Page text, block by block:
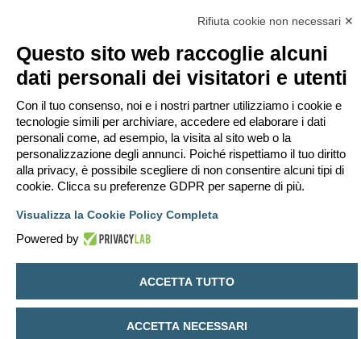
Per eseguire il login devi essere registrato. La registrazione richiede solo
pochi secondi e garantisce l’accesso alle funzioni avanzate. L’amministratore
può anche dare permessi speciali agli utenti. Prima di eseguire il login
assicurati di aver letto i termini d’uso e le varie regole.
Condizioni d’uso
Trattamento dei dati personali
Indice Tutti gli orari sono
Cancella cookie
Contattaci
Creato daphpBB® Forum Software © phpBB Limited
Traduzione Italiana
Rifiuta cookie non necessari ✕
Questo sito web raccoglie alcuni
dati personali dei visitatori e utenti
Con il tuo consenso, noi e i nostri partner utilizziamo i cookie e
tecnologie simili per archiviare, accedere ed elaborare i dati
personali come, ad esempio, la visita al sito web o la
personalizzazione degli annunci. Poiché rispettiamo il tuo diritto
alla privacy, è possibile scegliere di non consentire alcuni tipi di
cookie. Clicca su preferenze GDPR per saperne di più.
Visualizza la Cookie Policy Completa
Powered by
ACCETTA TUTTO
ACCETTA NECESSARI